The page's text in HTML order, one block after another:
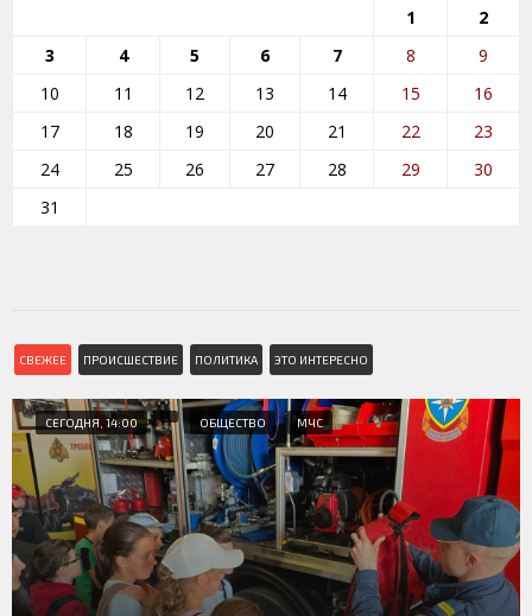
1
2
3
4 5 6 7 8
9
10
11 12 13 14 15
16
17
18 19 20 21 22
23
24
25 26 27 28 29
30
31
СВЕЖЕЕ ПРОИСШЕСТВИЕ ПОЛИТИКА ЭТО ИНТЕРЕСНО
СЕГОДНЯ, 14:00 ОБЩЕСТВО МЧС